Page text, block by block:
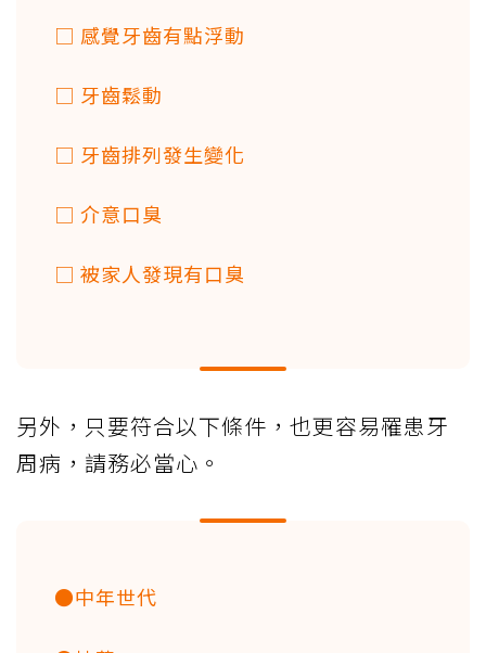
□ 感覺牙齒有點浮動
□ 牙齒鬆動
□ 牙齒排列發生變化
□ 介意口臭
□ 被家人發現有口臭
另外，只要符合以下條件，也更容易罹患牙
周病，請務必當心。
●中年世代